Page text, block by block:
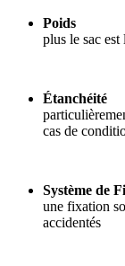
Poids
plus le sac est
Étanchéité
cas de
Système de
une fixation
accidentés